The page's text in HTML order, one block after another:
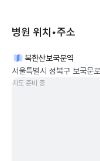
병원 위치•주소
북한산보국문역
서울특별시 성북구 보국문
지도 준비 중